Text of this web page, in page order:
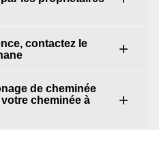
contactez le
de cheminée
cheminée à